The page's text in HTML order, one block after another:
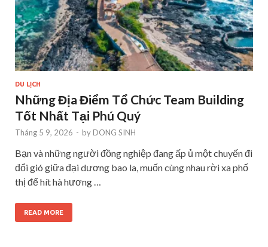
DU LỊCH
Những Địa Điểm Tổ Chức Team Building
Tốt Nhất Tại Phú Quý
Tháng 5 9, 2026 - by DONG SINH
Bạn và những người đồng nghiệp đang ấp ủ một chuyến đi
đổi gió giữa đại dương bao la, muốn cùng nhau rời xa phố
thị để hít hà hương …
READ MORE